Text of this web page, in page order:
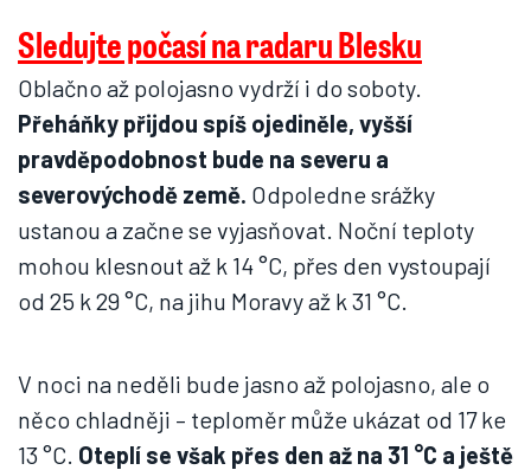
Sledujte počasí na radaru Blesku
Oblačno až polojasno vydrží i do soboty.
Přeháňky přijdou spíš ojediněle, vyšší
pravděpodobnost bude na severu a
severovýchodě země. Odpoledne srážky
ustanou a začne se vyjasňovat. Noční teploty
mohou klesnout až k 14 °C, přes den vystoupají
od 25 k 29 °C, na jihu Moravy až k 31 °C.
V noci na neděli bude jasno až polojasno, ale o
něco chladněji – teploměr může ukázat od 17 ke
13 °C. Oteplí se však přes den až na 31 °C a ještě